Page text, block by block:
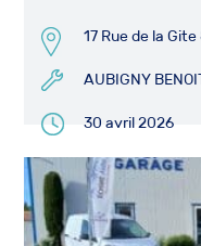
17 Rue de la
AUBIGNY
30 avril 2026